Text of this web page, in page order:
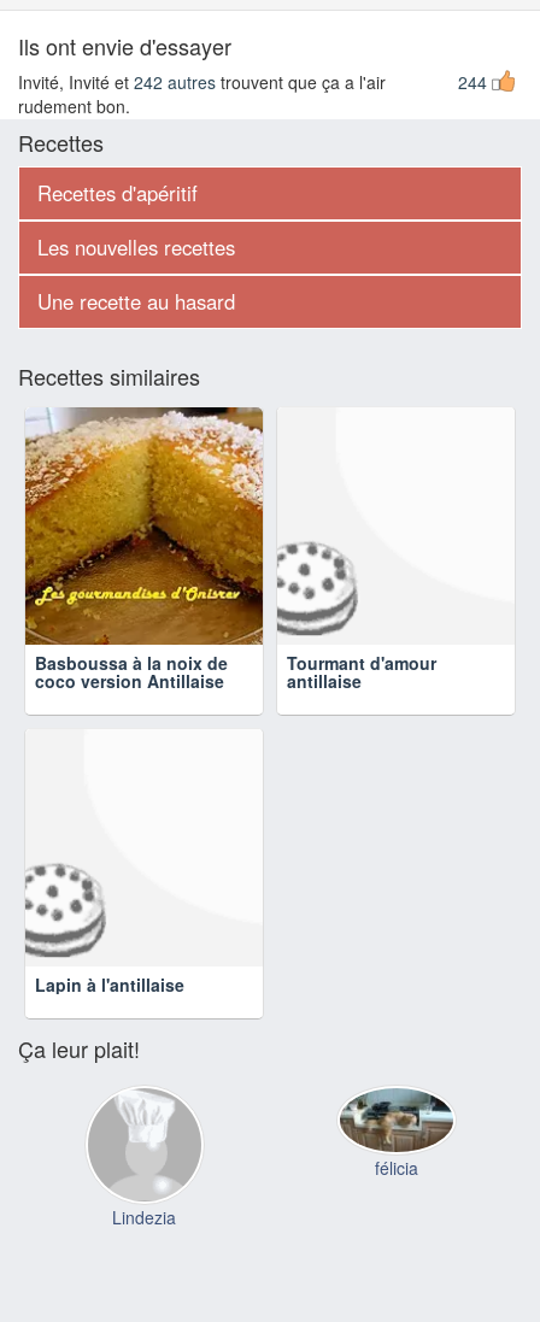
Ils ont envie d'essayer
244
Invité, Invité et 242 autres trouvent que ça a l'air
rudement bon.
Recettes
Recettes d'apéritif
Les nouvelles recettes
Une recette au hasard
Recettes similaires
Basboussa à la noix de
coco version Antillaise
Tourmant d'amour
antillaise
Lapin à l'antillaise
Ça leur plait!
Lindezia
félicia